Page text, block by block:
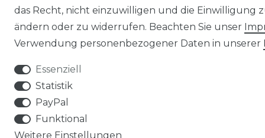
das Recht, nicht einzuwilligen und die Einwilligung
ändern oder zu widerrufen. Beachten Sie unser
Verwendung personenbezogener Daten in unserer
Essenziell
Statistik
PayPal
Funktional
Weitere Einstellungen